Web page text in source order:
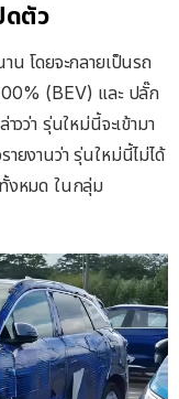
ดตัว
โดยจะกลายเป็นรถ
(BEV) และ ปลั๊ก
ว่า รุ่นใหม่นี้จะเข้ามา
ยงานว่า รุ่นใหม่นี้ไม่ได้
งหมด ในกลุ่ม